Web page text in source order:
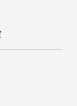
中放置並取用我
您可在您使用的
絕Cookie的寫